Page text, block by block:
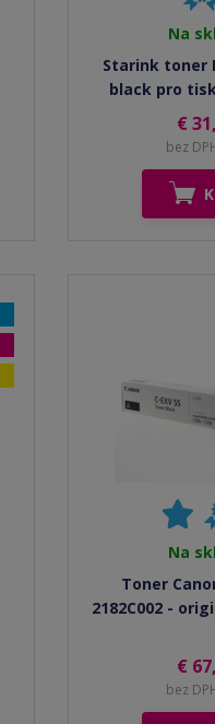
Na
Starink toner
black pro
€
bez
Na
Toner
2182C002 -
€
bez